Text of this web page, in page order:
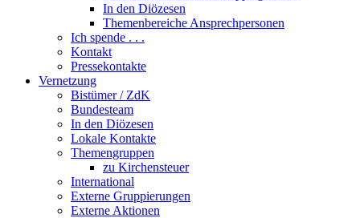
In den Diözesen
Themenbereiche Ansprechpersonen
Ich spende . . .
Kontakt
Pressekontakte
Vernetzung
Bistümer / ZdK
Bundesteam
In den Diözesen
Lokale Kontakte
Themengruppen
zu Kirchensteuer
International
Externe Gruppierungen
Externe Aktionen